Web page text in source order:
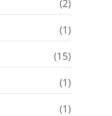
(2)
(1)
(15)
(1)
(1)